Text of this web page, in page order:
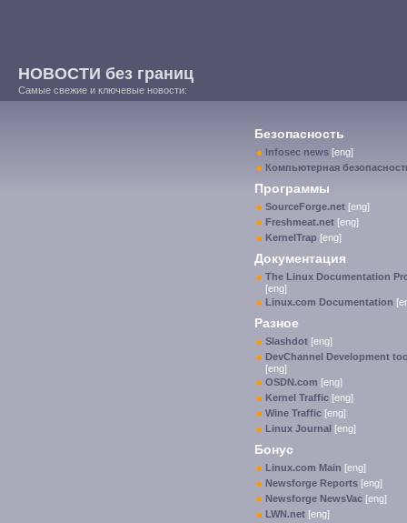
НОВОСТИ без границ
Самые свежие и ключевые новости:
Безопасность
Infosec news [eng]
Компьютерная
Программы
SourceForge.net [eng]
Freshmeat.net [eng]
KernelTrap [eng]
Документация
The Linux Documentation
[eng]
Linux.com Documentation
Разное
Slashdot [eng]
DevChannel Development
[eng]
OSDN.com [eng]
Kernel Traffic [eng]
Wine Traffic [eng]
Linux Journal [eng]
Бонус
Linux.com Main [eng]
Newsforge Reports [eng]
Newsforge NewsVac [eng]
LWN.net [eng]